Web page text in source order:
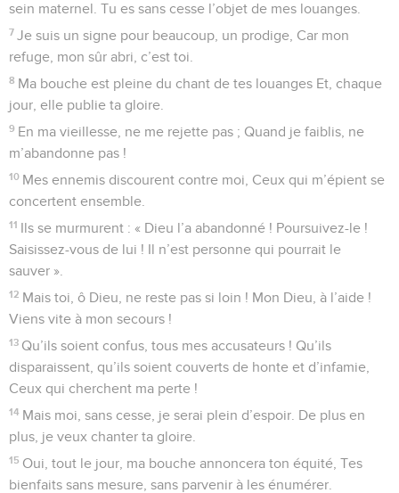
sein maternel. Tu es sans cesse l’objet de mes louanges.
7 Je suis un signe pour beaucoup, un prodige, Car mon
refuge, mon sûr abri, c’est toi.
8 Ma bouche est pleine du chant de tes louanges Et, chaque
jour, elle publie ta gloire.
9 En ma vieillesse, ne me rejette pas ; Quand je faiblis, ne
m’abandonne pas !
10 Mes ennemis discourent contre moi, Ceux qui m’épient se
concertent ensemble.
11 Ils se murmurent : « Dieu l’a abandonné ! Poursuivez-le !
Saisissez-vous de lui ! Il n’est personne qui pourrait le
sauver ».
12 Mais toi, ô Dieu, ne reste pas si loin ! Mon Dieu, à l’aide !
Viens vite à mon secours !
13 Qu’ils soient confus, tous mes accusateurs ! Qu’ils
disparaissent, qu’ils soient couverts de honte et d’infamie,
Ceux qui cherchent ma perte !
14 Mais moi, sans cesse, je serai plein d’espoir. De plus en
plus, je veux chanter ta gloire.
15 Oui, tout le jour, ma bouche annoncera ton équité, Tes
bienfaits sans mesure, sans parvenir à les énumérer.